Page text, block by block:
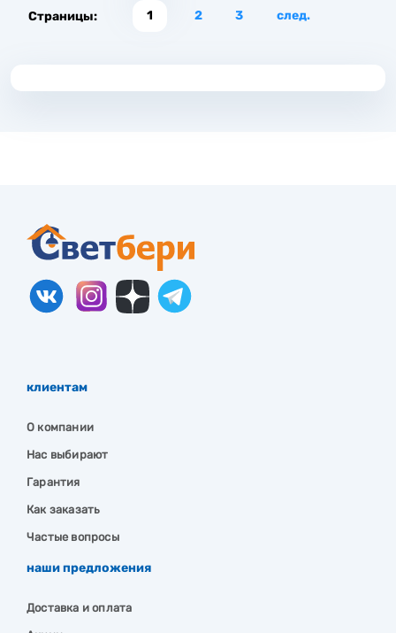
Страницы: 1 2 3 след.
клиентам
О компании
Нас выбирают
Гарантия
Как заказать
Частые вопросы
наши предложения
Доставка и оплата